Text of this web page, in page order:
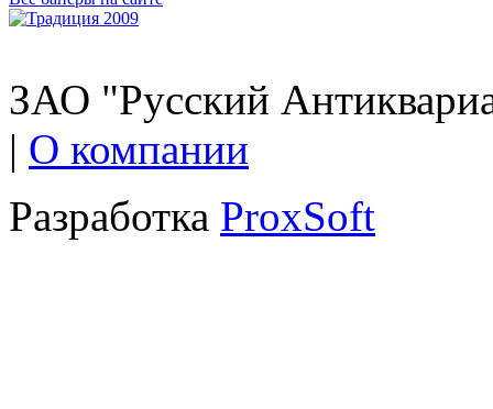
ЗАО "Русский
| О компании
Разработка ProxSoft